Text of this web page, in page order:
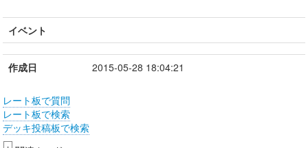
イベント
作成日 2015-05-28 18:04:21
レート板で質問
レート板で検索
デッキ投稿板で検索